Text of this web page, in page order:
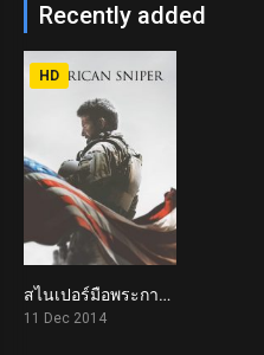
Recently added
7.3
HD
สไนเปอร์มือพระกาฬ แห่งประวัติศาสตร์อเมริกา American Sniper (2014)
11 Dec 2014